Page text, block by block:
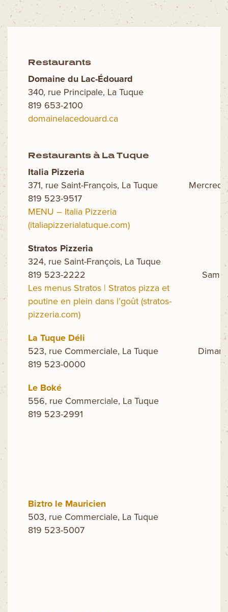
Restaurants
Domaine du Lac-Édouard
340, rue Principale, La Tuque
819 653-2100
domainelacedouard.ca
Restaurants à La Tuque
Italia Pizzeria
371, rue Saint-François, La Tuque
819 523-9517
MENU – Italia Pizzeria
(italiapizzerialatuque.com)
Mercredi
Stratos Pizzeria
324, rue Saint-François, La Tuque
819 523-2222
Les menus Stratos | Stratos pizza et
poutine en plein dans l’goût (stratos-
pizzeria.com)
La Tuque Déli
523, rue Commerciale, La Tuque
819 523-0000
Le Boké
556, rue Commerciale, La Tuque
819 523-2991
Biztro le Mauricien
503, rue Commerciale, La Tuque
819 523-5007